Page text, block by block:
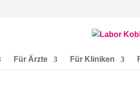
Für Ärzte Für Kliniken